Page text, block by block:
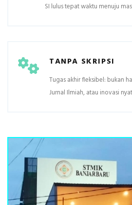
SI lulus tepat waktu menuju
TANPA SKRIPSI
Tugas akhir fleksibel: bukan
Jurnal Ilmiah, atau inovasi